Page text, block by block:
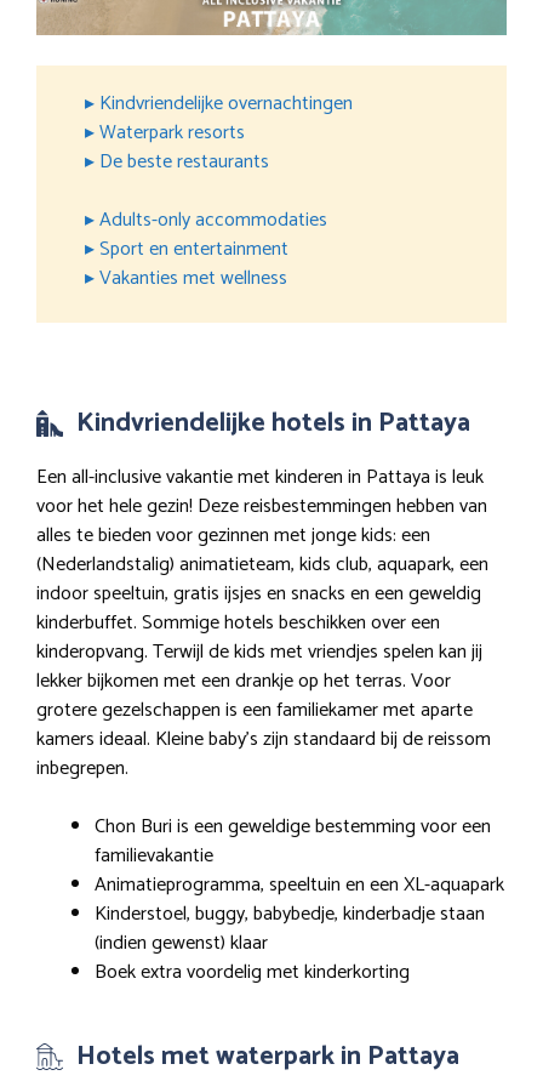
▸ Kindvriendelijke overnachtingen
▸ Waterpark resorts
▸ De beste restaurants
▸ Adults-only accommodaties
▸ Sport en entertainment
▸ Vakanties met wellness
Kindvriendelijke hotels in Pattaya
Een all-inclusive vakantie met kinderen in Pattaya is leuk
voor het hele gezin! Deze reisbestemmingen hebben van
alles te bieden voor gezinnen met jonge kids: een
(Nederlandstalig) animatieteam, kids club, aquapark, een
indoor speeltuin, gratis ijsjes en snacks en een geweldig
kinderbuffet. Sommige hotels beschikken over een
kinderopvang. Terwijl de kids met vriendjes spelen kan jij
lekker bijkomen met een drankje op het terras. Voor
grotere gezelschappen is een familiekamer met aparte
kamers ideaal. Kleine baby’s zijn standaard bij de reissom
inbegrepen.
Chon Buri is een geweldige bestemming voor een
familievakantie
Animatieprogramma, speeltuin en een XL-aquapark
Kinderstoel, buggy, babybedje, kinderbadje staan
(indien gewenst) klaar
Boek extra voordelig met kinderkorting
Hotels met waterpark in Pattaya